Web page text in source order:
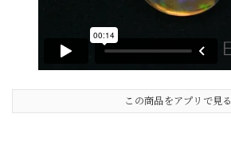
この商品をアプリで見る